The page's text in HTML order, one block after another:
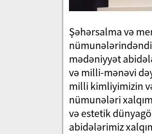
Şəhərsalma və
mədəniyyət
və milli-mənəvi
milli kimliyimizin
nümunələri
və estetik
abidələrimiz